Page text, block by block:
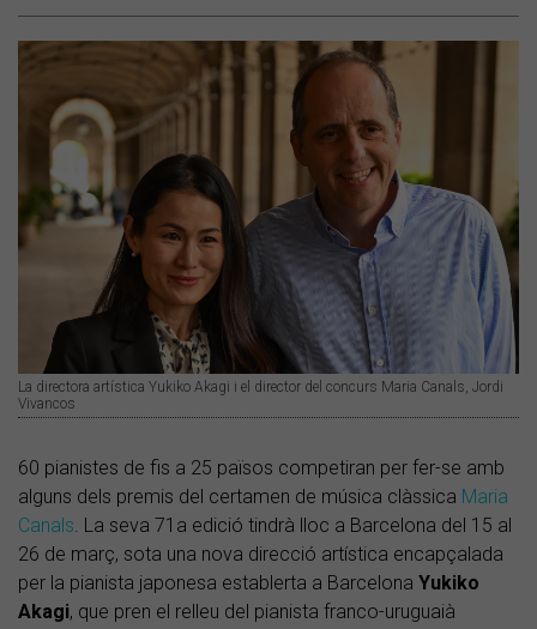
La directora artística Yukiko Akagi i el director del concurs Maria Canals, Jordi
Vivancos
60 pianistes de fis a 25 països competiran per fer-se amb
alguns dels premis del certamen de música clàssica Maria
Canals. La seva 71a edició tindrà lloc a Barcelona del 15 al
26 de març, sota una nova direcció artística encapçalada
per la pianista japonesa establerta a Barcelona Yukiko
Akagi, que pren el relleu del pianista franco-uruguaià